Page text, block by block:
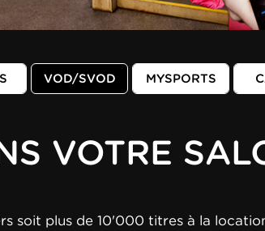
VOD/SVOD MYSPORTS
VOTRE
soit plus de 10'000 titres à la